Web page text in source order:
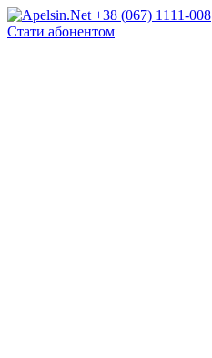
+38 (067) 1111-008
Стати абонентом